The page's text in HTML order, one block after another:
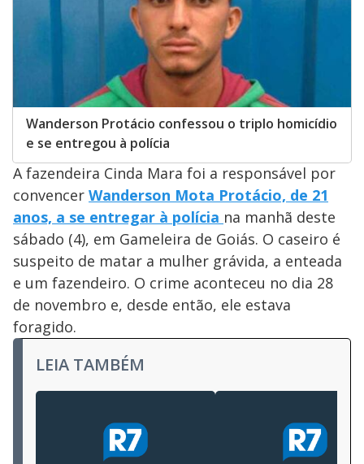
Wanderson Protácio confessou o triplo homicídio
e se entregou à polícia
A fazendeira Cinda Mara foi a responsável por
convencer Wanderson Mota Protácio, de 21
anos, a se entregar à polícia na manhã deste
sábado (4), em Gameleira de Goiás. O caseiro é
suspeito de matar a mulher grávida, a enteada
e um fazendeiro. O crime aconteceu no dia 28
de novembro e, desde então, ele estava
foragido.
LEIA TAMBÉM